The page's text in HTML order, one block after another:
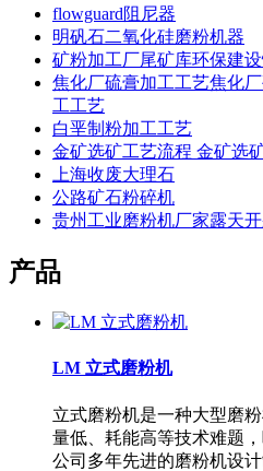
flowguard阻尼器
明矾石二氧化硅磨粉机器
矿粉加工厂尾矿库环保建
焦化厂硫膏加工工艺焦化
工工艺
白垩制粉加工工艺
金矿选矿工艺流程 金矿选
上海收废大理石
公路矿石粉碎机
贵州工业磨粉机厂家露天
产品
LM 立式磨粉机
立式磨粉机是一种大型磨
量低、耗能高等技术难题
公司多年先进的磨粉机设